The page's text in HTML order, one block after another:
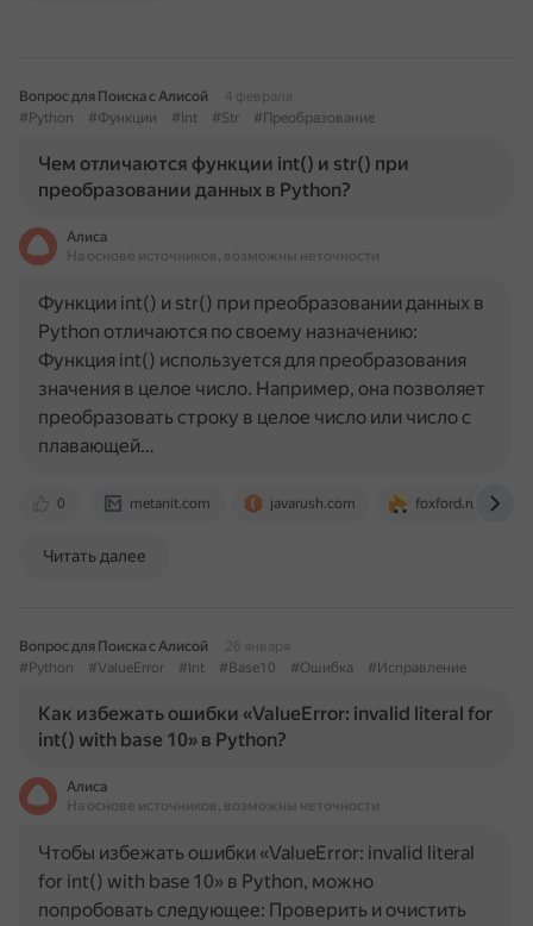
Вопрос для Поиска с Алисой
4 февраля
#Python
#Функции #Int #Str #Преобразование
Чем отличаются функции int() и str() при
преобразовании данных в Python?
Алиса
На основе источников, возможны неточности
0 metanit.com javarush.com foxford.ru
Функции int() и str() при преобразовании данных в
Python отличаются по своему назначению:
Функция int() используется для преобразования
значения в целое число. Например, она позволяет
преобразовать строку в целое число или число с
плавающей…
Читать далее
Вопрос для Поиска с Алисой
26 января
#Python
#ValueError #Int #Base10 #Ошибка #Исправление
Как избежать ошибки «ValueError: invalid literal for
int() with base 10» в Python?
Алиса
На основе источников, возможны неточности
Чтобы избежать ошибки «ValueError: invalid literal
for int() with base 10» в Python, можно
попробовать следующее: Проверить и очистить